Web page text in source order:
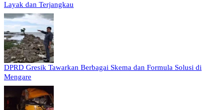
Layak dan Terjangkau
DPRD Gresik Tawarkan Berbagai Skema dan Formula Solusi di
Mengare